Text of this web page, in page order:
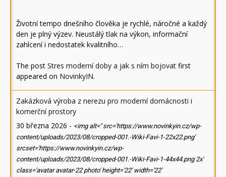
Životní tempo dnešního člověka je rychlé, náročné a každý
den je plný výzev. Neustálý tlak na výkon, informační
zahlcení i nedostatek kvalitního…
The post Stres moderní doby a jak s ním bojovat first
appeared on NovinkyIN.
Zakázková výroba z nerezu pro moderní domácnosti i
komerční prostory
30 března 2026 - <img alt='' src='https://www.novinkyin.cz/wp-
content/uploads/2023/08/cropped-001.-Wiki-Favi-1-22x22.png'
srcset='https://www.novinkyin.cz/wp-
content/uploads/2023/08/cropped-001.-Wiki-Favi-1-44x44.png 2x'
class='avatar avatar-22 photo' height='22' width='22'